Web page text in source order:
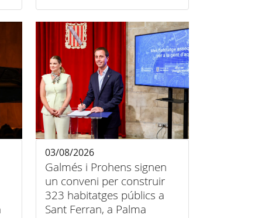
Galmés i Prohens signen
un conveni per construir
323 habitatges públics a
Sant Ferran, a Palma
03/08/2026